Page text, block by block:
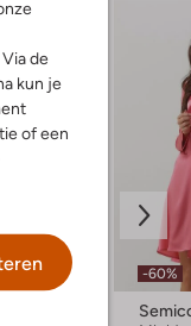
de
kun je
of een
-60%